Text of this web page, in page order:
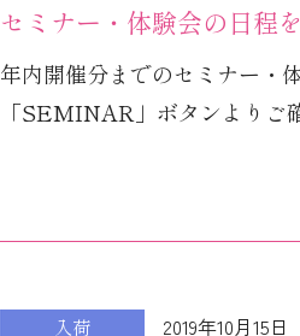
セミナー・体験会の日程
年内開催分までのセミナー・
「SEMINAR」ボタンよりご確
入荷 2019年10月15日